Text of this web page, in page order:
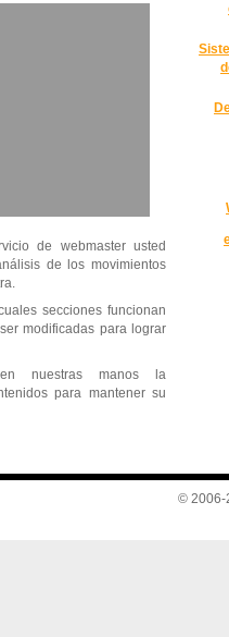
de webmaster usted
de los movimientos
secciones funcionan
modificadas para lograr
nuestras manos la
para mantener su
© 2006-